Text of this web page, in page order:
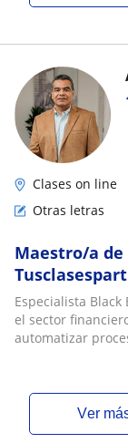
Clases on line
Otras letras
Maestro/a de
Especialista
el sector
automatizar
ver